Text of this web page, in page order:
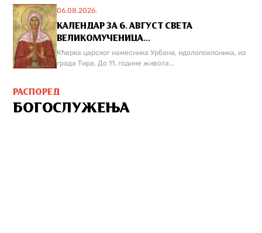
06.08.2026.
КАЛЕНДАР ЗА 6. АВГУСТ СВЕТА
ВЕЛИКОМУЧЕНИЦА...
Кћерка царског намесника Урбана, идолопоклоника, из
града Тира. До 11. године живота...
РАСПОРЕД
БОГОСЛУЖЕЊА